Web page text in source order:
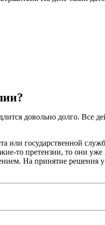
довольно долго. Все
или государственной
то претензии, то они
На принятие решения